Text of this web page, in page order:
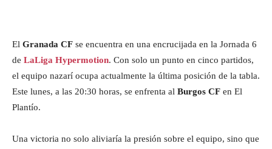
El Granada CF se encuentra en una encrucijada en la Jornada 6
de LaLiga Hypermotion. Con solo un punto en cinco partidos,
el equipo nazarí ocupa actualmente la última posición de la tabla.
Este lunes, a las 20:30 horas, se enfrenta al Burgos CF en El
Plantío.
Una victoria no solo aliviaría la presión sobre el equipo, sino que